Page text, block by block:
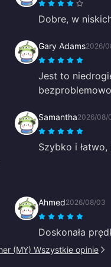
Dobre, w
Gary Adams2026/
Jest to
Samantha2026/08/
Szybko i
Ahmed2026/08/03
Doskonała
(MY) Wszystkie opinie